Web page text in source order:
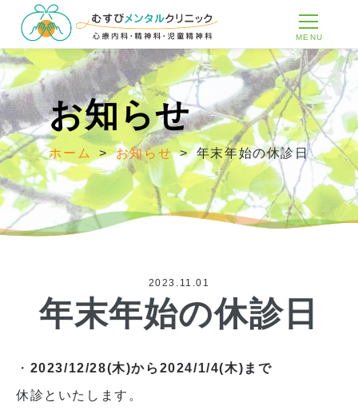
MENU
お知らせ
ホーム > お知らせ > 年末年始の休診日
2023.11.01
年末年始の休診日
・ 2023/12/28(木)から2024/1/4(木)まで
休診といたします。